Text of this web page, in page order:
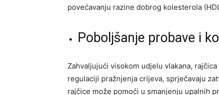
povećavanju razine dobrog kolesterola
Poboljšanje probave i
Zahvaljujući visokom udjelu vlakana,
regulaciji pražnjenja crijeva, sprječavaju
rajčice može pomoći u smanjenju upalnih